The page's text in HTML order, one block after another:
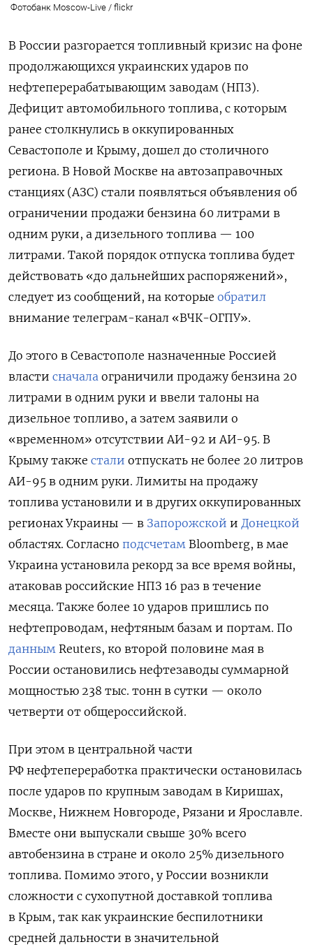
Фотобанк Moscow-Live / flickr
В России разгорается топливный кризис на фоне
продолжающихся украинских ударов по
нефтеперерабатывающим заводам (НПЗ).
Дефицит автомобильного топлива, с которым
ранее столкнулись в оккупированных
Севастополе и Крыму, дошел до столичного
региона. В Новой Москве на автозаправочных
станциях (АЗС) стали появляться объявления об
ограничении продажи бензина 60 литрами в
одним руки, а дизельного топлива — 100
литрами. Такой порядок отпуска топлива будет
действовать «до дальнейших распоряжений»,
следует из сообщений, на которые обратил
внимание телеграм-канал «ВЧК-ОГПУ».
До этого в Севастополе назначенные Россией
власти сначала ограничили продажу бензина 20
литрами в одним руки и ввели талоны на
дизельное топливо, а затем заявили о
«временном» отсутствии АИ-92 и АИ-95. В
Крыму также стали отпускать не более 20 литров
АИ-95 в одним руки. Лимиты на продажу
топлива установили и в других оккупированных
регионах Украины — в Запорожской и Донецкой
областях. Согласно подсчетам Bloomberg, в мае
Украина установила рекорд за все время войны,
атаковав российские НПЗ 16 раз в течение
месяца. Также более 10 ударов пришлись по
нефтепроводам, нефтяным базам и портам. По
данным Reuters, ко второй половине мая в
России остановились нефтезаводы суммарной
мощностью 238 тыс. тонн в сутки — около
четверти от общероссийской.
При этом в центральной части
РФ нефтепереработка практически остановилась
после ударов по крупным заводам в Киришах,
Москве, Нижнем Новгороде, Рязани ‌и Ярославле.
Вместе они выпускали свыше 30% всего
автобензина в стране и около 25% дизельного
топлива. Помимо этого, у России возникли
сложности с сухопутной доставкой топлива
в Крым, так как украинские беспилотники
средней дальности в значительной